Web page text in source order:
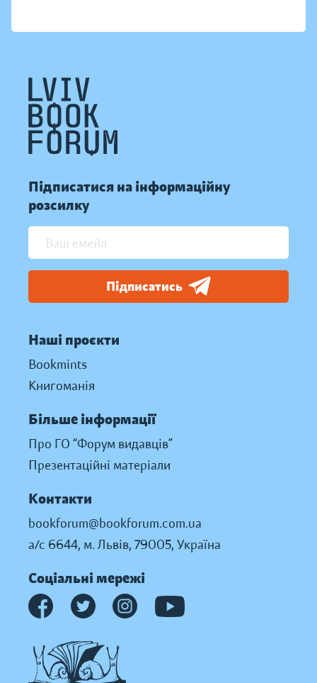
Підписатися на інформаційну
розсилку
Підписатись
Наші проєкти
Bookmints
Книгоманія
Більше інформації
Про ГО “Форум видавців”
Презентаційні матеріали
Контакти
bookforum@bookforum.com.ua
а/с 6644, м. Львів, 79005, Україна
Соціальні мережі